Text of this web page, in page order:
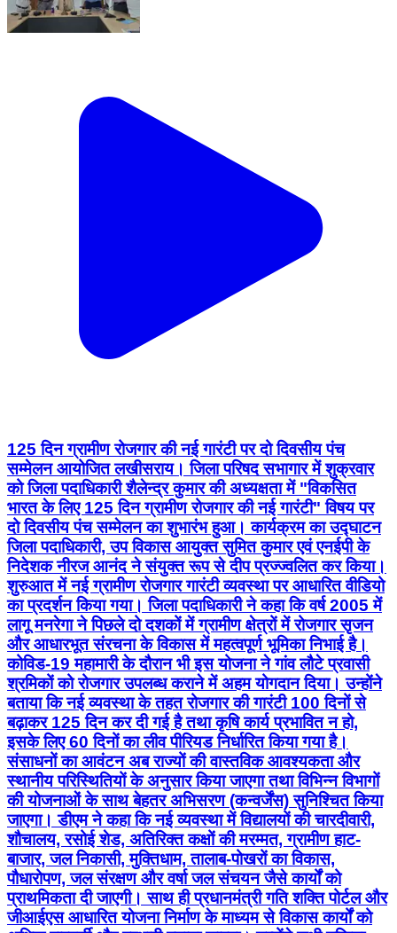
125 दिन ग्रामीण रोजगार की नई गारंटी पर दो दिवसीय पंच
सम्मेलन आयोजित लखीसराय। जिला परिषद सभागार में शुक्रवार
को जिला पदाधिकारी शैलेन्द्र कुमार की अध्यक्षता में "विकसित
भारत के लिए 125 दिन ग्रामीण रोजगार की नई गारंटी" विषय पर
दो दिवसीय पंच सम्मेलन का शुभारंभ हुआ। कार्यक्रम का उद्घाटन
जिला पदाधिकारी, उप विकास आयुक्त सुमित कुमार एवं एनईपी के
निदेशक नीरज आनंद ने संयुक्त रूप से दीप प्रज्ज्वलित कर किया।
शुरुआत में नई ग्रामीण रोजगार गारंटी व्यवस्था पर आधारित वीडियो
का प्रदर्शन किया गया। जिला पदाधिकारी ने कहा कि वर्ष 2005 में
लागू मनरेगा ने पिछले दो दशकों में ग्रामीण क्षेत्रों में रोजगार सृजन
और आधारभूत संरचना के विकास में महत्वपूर्ण भूमिका निभाई है।
कोविड-19 महामारी के दौरान भी इस योजना ने गांव लौटे प्रवासी
श्रमिकों को रोजगार उपलब्ध कराने में अहम योगदान दिया। उन्होंने
बताया कि नई व्यवस्था के तहत रोजगार की गारंटी 100 दिनों से
बढ़ाकर 125 दिन कर दी गई है तथा कृषि कार्य प्रभावित न हो,
इसके लिए 60 दिनों का लीव पीरियड निर्धारित किया गया है।
संसाधनों का आवंटन अब राज्यों की वास्तविक आवश्यकता और
स्थानीय परिस्थितियों के अनुसार किया जाएगा तथा विभिन्न विभागों
की योजनाओं के साथ बेहतर अभिसरण (कन्वर्जेंस) सुनिश्चित किया
जाएगा। डीएम ने कहा कि नई व्यवस्था में विद्यालयों की चारदीवारी,
शौचालय, रसोई शेड, अतिरिक्त कक्षों की मरम्मत, ग्रामीण हाट-
बाजार, जल निकासी, मुक्तिधाम, तालाब-पोखरों का विकास,
पौधारोपण, जल संरक्षण और वर्षा जल संचयन जैसे कार्यों को
प्राथमिकता दी जाएगी। साथ ही प्रधानमंत्री गति शक्ति पोर्टल और
जीआईएस आधारित योजना निर्माण के माध्यम से विकास कार्यों को